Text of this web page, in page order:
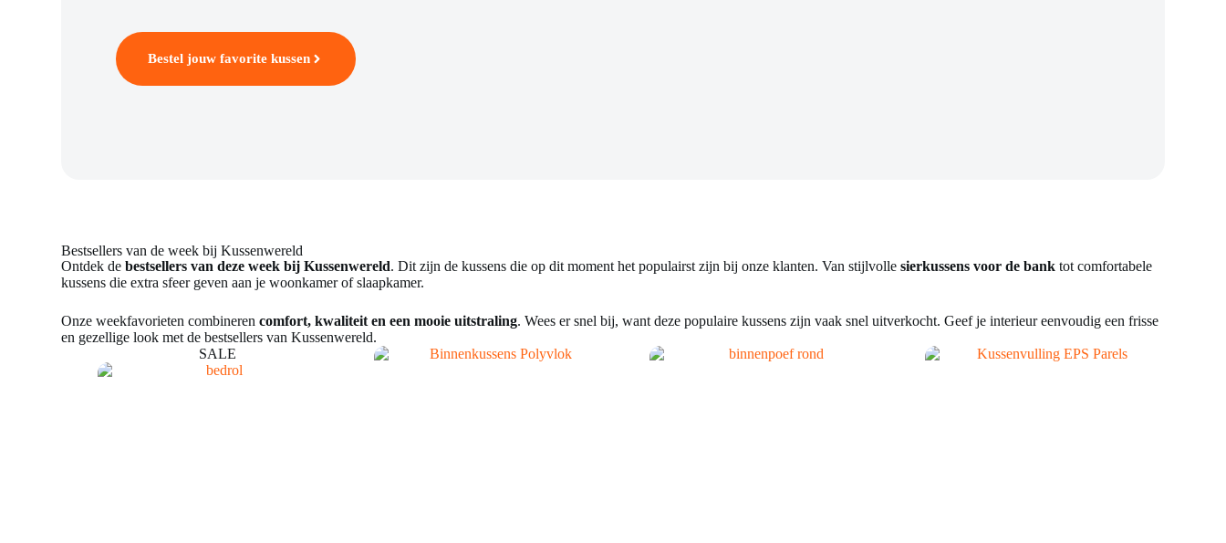
Bestel jouw favorite kussen
Bestsellers van de week bij Kussenwereld
Ontdek debestsellers van deze week bij Kussenwereld. Dit zijn de kussens die op dit moment het populairst zijn bij onze klanten. Van stijlvollesierkussens voor de bank tot comfortabele
kussens die extra sfeer geven aan je woonkamer of slaapkamer.
Onze weekfavorieten combinerencomfort, kwaliteit en een mooie uitstraling. Wees er snel bij, want deze populaire kussens zijn vaak snel uitverkocht. Geef je interieur eenvoudig een frisse
en gezellige look met de bestsellers van Kussenwereld.
SALE